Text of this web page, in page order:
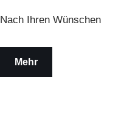
Nach Ihren Wünschen
Mehr